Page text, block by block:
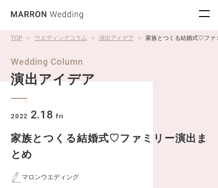
TOP ウエディングコラム 演出アイデア 家族とつくる結婚式♡ファ
Wedding Column
演出アイデア
2022 2.18 fri
家族とつくる結婚式♡ファミリー演出ま
とめ
マロンウエディング